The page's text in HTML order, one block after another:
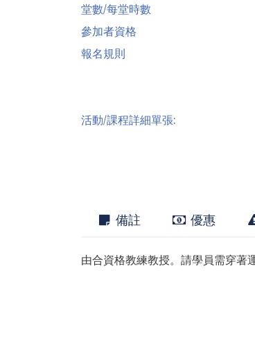
堂數/每堂時數
參加者資格
報名規則
活動/課程詳細單張:
備註 優惠
由合資格教練教授。請學員需穿著